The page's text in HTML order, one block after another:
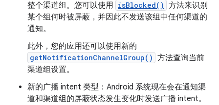
整个渠道组。您可以使用 isBlocked() 方法来识别
某个组何时被屏蔽，并因此不发送该组中任何渠道的
通知。
此外，您的应用还可以使用新的
getNotificationChannelGroup() 方法查询当前
渠道组设置。
新的广播 intent 类型：Android 系统现在会在通知渠
道和渠道组的屏蔽状态发生变化时发送广播 intent。